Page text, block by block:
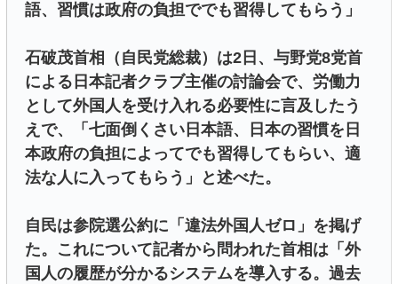
語、習慣は政府の負担ででも習得してもらう」
石破茂首相（自民党総裁）は2日、与野党8党首
による日本記者クラブ主催の討論会で、労働力
として外国人を受け入れる必要性に言及したう
えで、「七面倒くさい日本語、日本の習慣を日
本政府の負担によってでも習得してもらい、適
法な人に入ってもらう」と述べた。
自民は参院選公約に「違法外国人ゼロ」を掲げ
た。これについて記者から問われた首相は「外
国人の履歴が分かるシステムを導入する。過去